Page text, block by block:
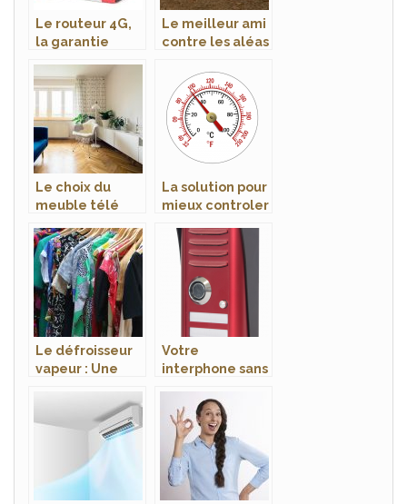
Le routeur 4G,
la garantie
connection
internet
Le meilleur ami
contre les aléas
estivale, le
climatiseur
Le choix du
meuble télé
La solution pour
mieux controler
Le défroisseur
vapeur : Une
adéquat pour
vos vêtements
Votre
interphone sans
qualité